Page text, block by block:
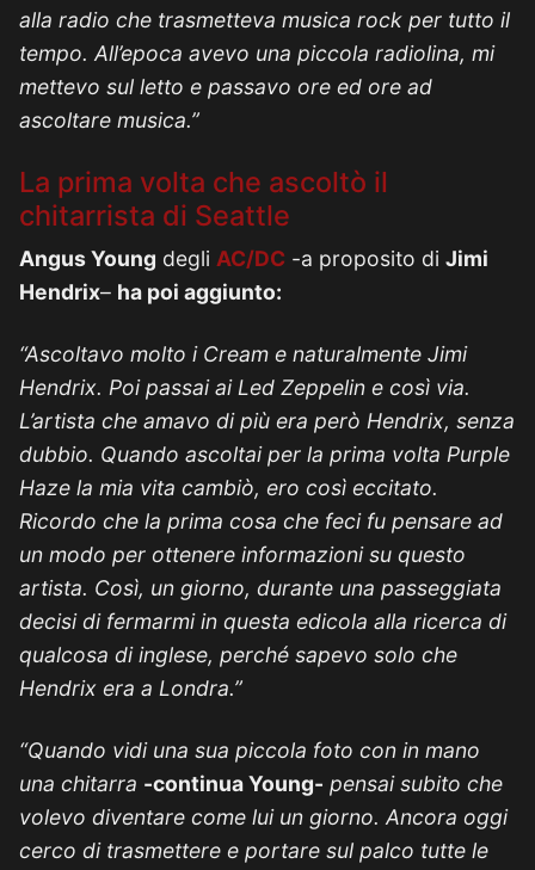
alla radio che trasmetteva musica rock per tutto il
tempo. All’epoca avevo una piccola radiolina, mi
mettevo sul letto e passavo ore ed ore ad
ascoltare musica.”
La prima volta che ascoltò il
chitarrista di Seattle
Angus Young degli AC/DC -a proposito di Jimi
Hendrix– ha poi aggiunto:
“Ascoltavo molto i Cream e naturalmente Jimi
Hendrix. Poi passai ai Led Zeppelin e così via.
L’artista che amavo di più era però Hendrix, senza
dubbio. Quando ascoltai per la prima volta Purple
Haze la mia vita cambiò, ero così eccitato.
Ricordo che la prima cosa che feci fu pensare ad
un modo per ottenere informazioni su questo
artista. Così, un giorno, durante una passeggiata
decisi di fermarmi in questa edicola alla ricerca di
qualcosa di inglese, perché sapevo solo che
Hendrix era a Londra.”
“Quando vidi una sua piccola foto con in mano
una chitarra -continua Young- pensai subito che
volevo diventare come lui un giorno. Ancora oggi
cerco di trasmettere e portare sul palco tutte le